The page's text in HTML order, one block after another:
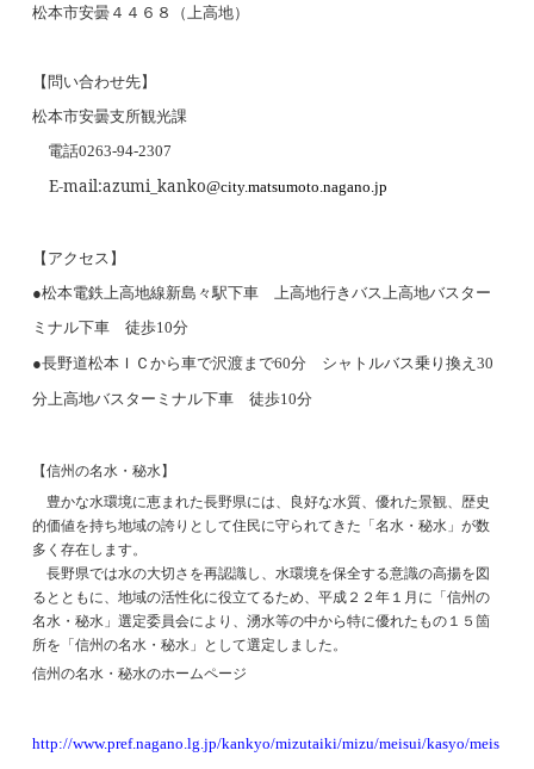
松本市安曇４４６８（上高地）
【問い合わせ先】
松本市安曇支所観光課
電話0263-94-2307
E-mail:azumi_kanko@city.matsumoto.nagano.jp
【アクセス】
●松本電鉄上高地線新島々駅下車 上高地行きバス上高地バスター
ミナル下車 徒歩10分
●長野道松本ＩＣから車で沢渡まで60分 シャトルバス乗り換え30
分上高地バスターミナル下車 徒歩10分
【信州の名水・秘水】
豊かな水環境に恵まれた長野県には、良好な水質、優れた景観、歴史
的価値を持ち地域の誇りとして住民に守られてきた「名水・秘水」が数
多く存在します。
長野県では水の大切さを再認識し、水環境を保全する意識の高揚を図
るとともに、地域の活性化に役立てるため、平成２２年１月に「信州の
名水・秘水」選定委員会により、湧水等の中から特に優れたもの１５箇
所を「信州の名水・秘水」として選定しました。
信州の名水・秘水のホームページ
http://www.pref.nagano.lg.jp/kankyo/mizutaiki/mizu/meisui/kasyo/meis